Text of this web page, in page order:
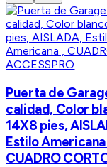
ACCESSPRO
Puerta de
calidad, Color
14X8 pies,
Estilo Americana
CUADRO